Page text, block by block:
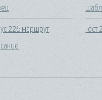
226 маршрут